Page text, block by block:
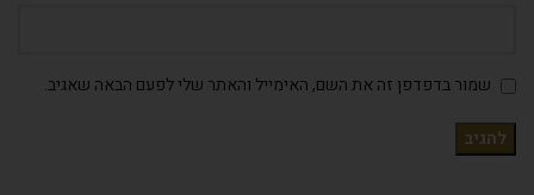
שמור בדפדפן זה את השם, האימייל והאתר שלי לפעם הבאה שאגיב.